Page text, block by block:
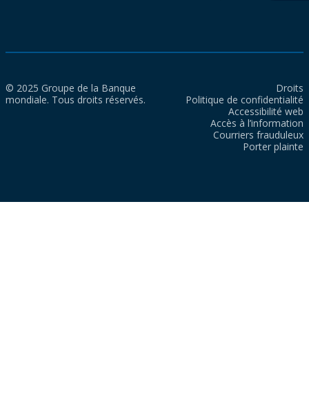
© 2025 Groupe de la Banque
mondiale. Tous droits réservés.
Droits
Politique de confidentialité
Accessibilité web
Accès à l’information
Courriers frauduleux
Porter plainte